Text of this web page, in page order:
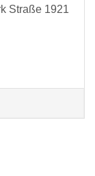
Straße 1921